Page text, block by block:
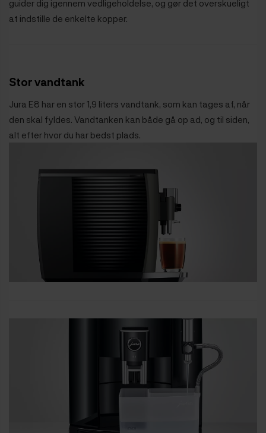
guider dig igennem vedligeholdelse, og gør det overskueligt
at indstille de enkelte kopper.
Stor vandtank
Jura E8 har en stor 1,9 liters vandtank, som kan tages af, når
den skal fyldes. Vandtanken kan både gå op ad, og til siden,
alt efter hvor du har bedst plads.